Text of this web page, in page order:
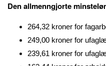
Den allmenngjorte
264,32 kroner for
249,00 kroner for
239,61 kroner for